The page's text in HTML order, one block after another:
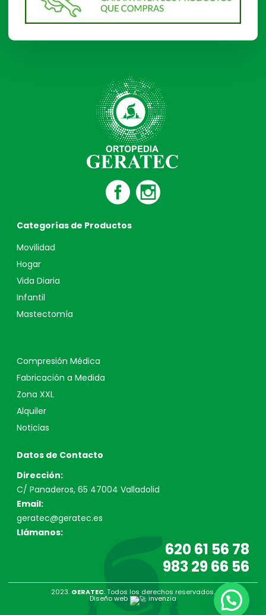
Categorías de Productos
Movilidad
Hogar
Vida Diaria
Infantil
Mastectomía
Compresión Médica
Fabricación a Medida
Zona XXL
Alquiler
Noticias
Datos de Contacto
Dirección:
C/ Panaderos, 65 47004 Valladolid
Email:
geratec@geratec.es
Llámanos:
620 61 56 78
983 29 66 56
2023. GERATEC. Todos los derechos reservados.
Diseño web invenzia